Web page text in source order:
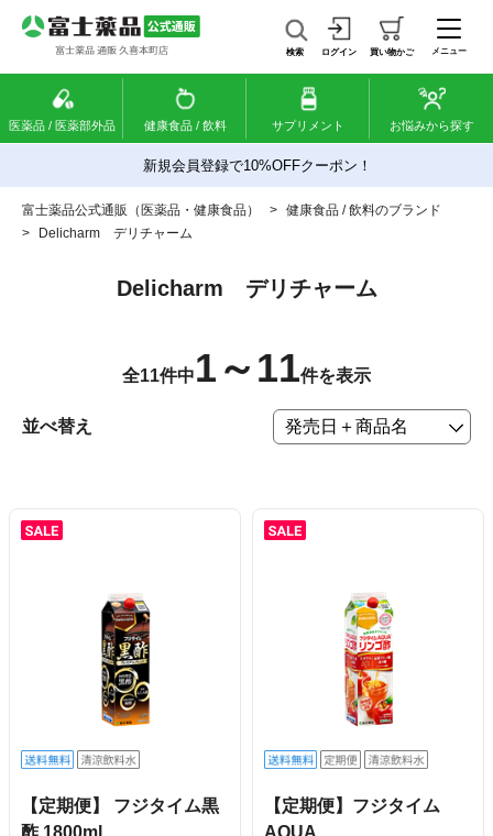
検索 ログイン 買い物かご メニュー
医薬品 / 医薬部外品 健康食品 / 飲料 サプリメント お悩みから探す
新規会員登録で10%OFFクーポン！
富士薬品公式通販（医薬品・健康食品） > 健康食品 / 飲料のブランド
>
Delicharm デリチャーム
Delicharm デリチャーム
全11件中1～11件を表示
並べ替え
【定期便】 フジタイム黒
酢 1800ml
【定期便】フジタイム
AQUA